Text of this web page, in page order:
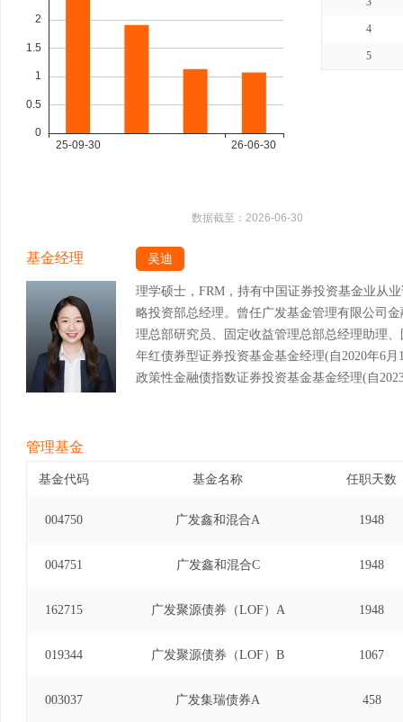
数据截至： 2026-06-30
4
5
基金经理 吴迪
理学硕士，FRM，持有中国证券投资基金业从
略投资部总经理。曾任广发基金管理有限公司
理总部研究员、固定收益管理总部总经理助理
年红债券型证券投资基金基金经理(自2020年6
政策性金融债指数证券投资基金基金经理(自
管理基金
基金代码 基金名称 任职天数
004750 广发鑫和混合A 1948
004751 广发鑫和混合C 1948
162715 广发聚源债券（LOF）A 1948
019344 广发聚源债券（LOF）B 1067
003037 广发集瑞债券A 458